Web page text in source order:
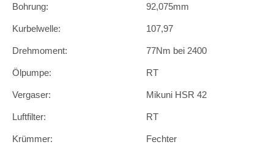
Bohrung: 92,075mm
Kurbelwelle: 107,97
Drehmoment: 77Nm bei 2400
Ölpumpe: RT
Vergaser: Mikuni HSR 42
Luftfilter: RT
Krümmer: Fechter